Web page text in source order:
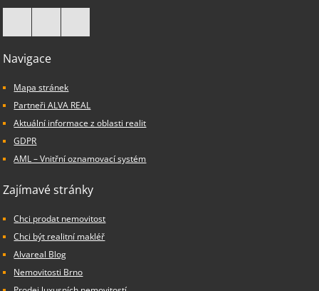
Navigace
Mapa stránek
Partneři ALVA REAL
Aktuální informace z oblasti realit
GDPR
AML – Vnitřní oznamovací systém
Zajímavé stránky
Chci prodat nemovitost
Chci být realitní makléř
Alvareal Blog
Nemovitosti Brno